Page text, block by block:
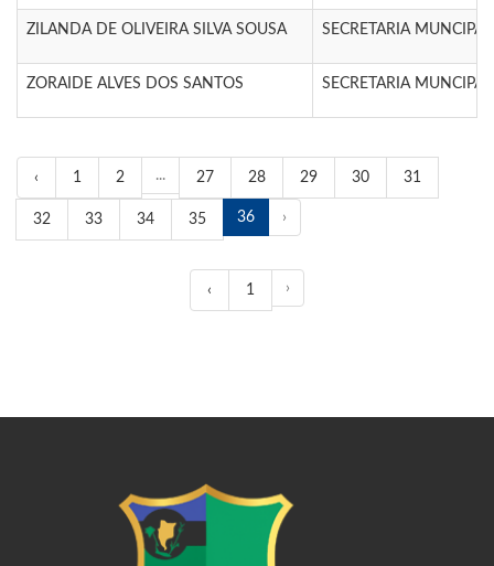
ZILANDA DE OLIVEIRA SILVA SOUSA SECRETARIA
ZORAIDE ALVES DOS SANTOS SECRETARIA
‹ 1 2 ... 27 28 29 30 31
32 33 34 35 36 ›
‹ 1 ›